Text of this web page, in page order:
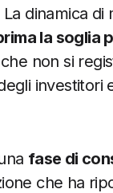
dinamica
la soglia
non si
investitori
fase di
che ha